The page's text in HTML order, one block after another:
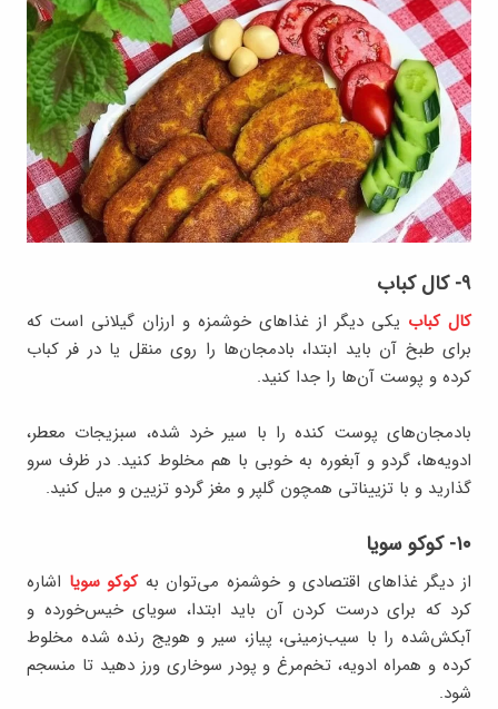
۹- کال کباب
کال کباب یکی دیگر از غذاهای خوشمزه و ارزان گیلانی است که
برای طبخ آن باید ابتدا، بادمجان‌ها را روی منقل یا در فر کباب
کرده و پوست آن‌ها را جدا کنید.
بادمجان‌های پوست کنده را با سیر خرد شده، سبزیجات معطر،
ادویه‌ها، گردو و آبغوره به خوبی با هم مخلوط کنید. در ظرف سرو
گذارید و با تزییناتی همچون گلپر و مغز گردو تزیین و میل کنید.
۱۰- کوکو سویا
از دیگر غذاهای اقتصادی و خوشمزه می‌توان به کوکو سویا اشاره
کرد که برای درست کردن آن باید ابتدا، سویای خیس‌خورده و
آبکش‌شده را با سیب‌زمینی، پیاز، سیر و هویج رنده شده مخلوط
کرده و همراه ادویه، تخم‌مرغ و پودر سوخاری ورز دهید تا منسجم
شود.